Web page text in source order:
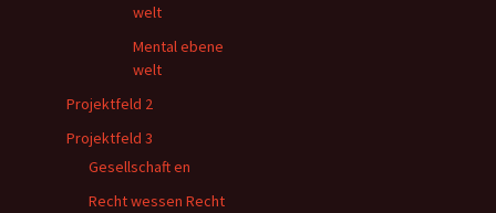
welt
Mental ebene
welt
Projektfeld 2
Projektfeld 3
Gesellschaft en
Recht wessen Recht